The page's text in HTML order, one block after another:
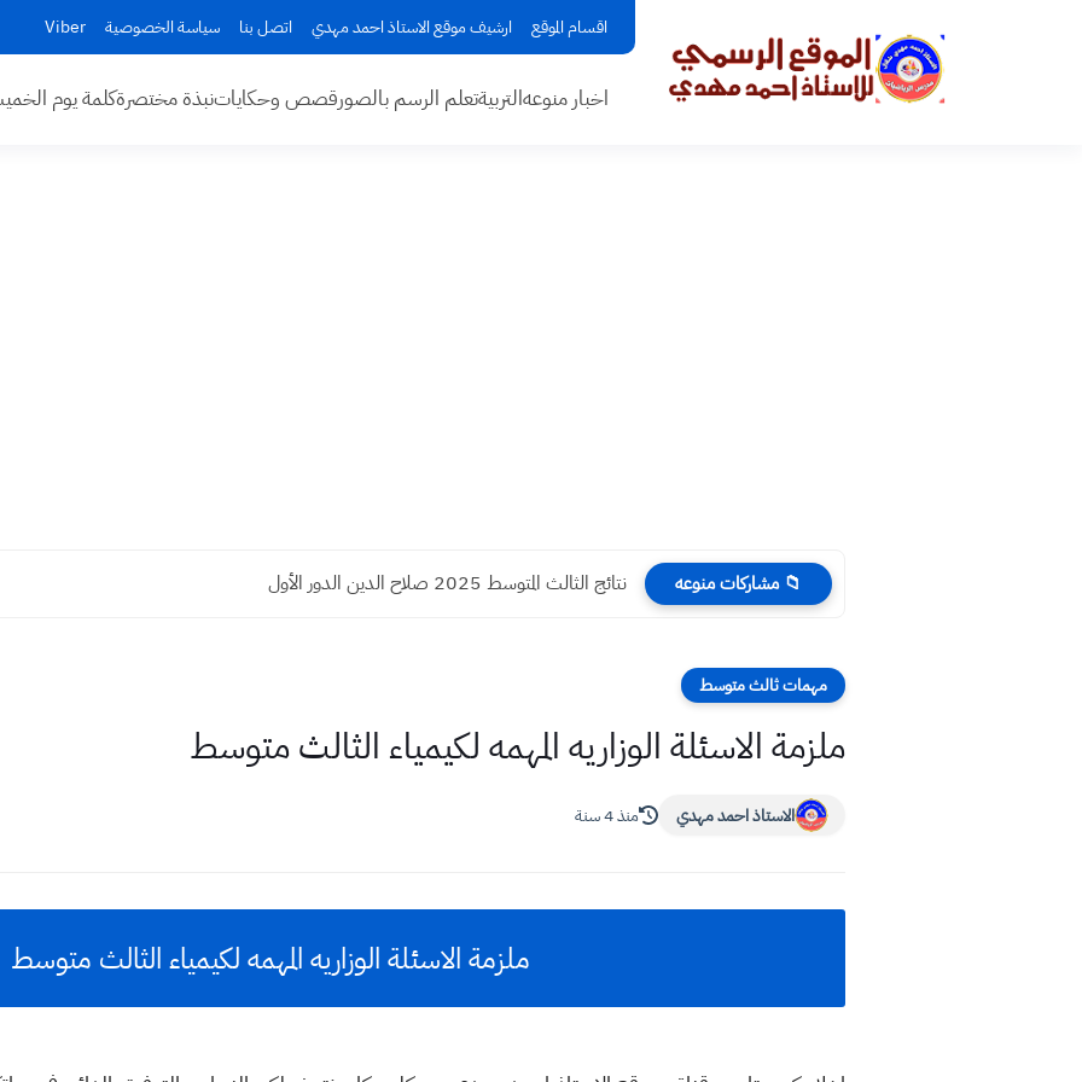
اقسام الموقع ارشيف موقع الاستاذ احمد مهدي اتصل بنا سياسة الخصوصية Viber
اخبار منوعهالتربيةتعلم الرسم بالصورقصص وحكاياتنبذة مختصرةكلمة يوم
📁 مشاركات منوعه نتائج الثالث المتوسط 2025 صلاح الدين الدور الأول
مهمات ثالث متوسط
ملزمة الاسئلة الوزاريه المهمه لكيمياء الثالث متوسط
الاستاذ احمد مهدي منذ 4 سنة
ملزمة الاسئلة الوزاريه المهمه لكيمياء الثالث متوسط